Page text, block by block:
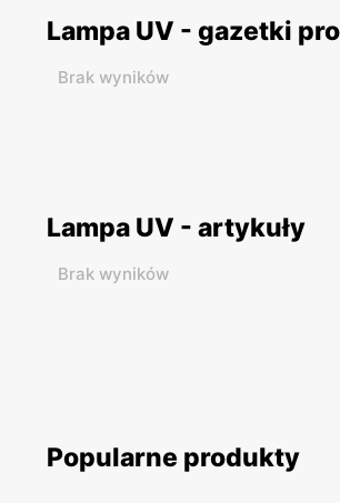
Lampa UV - gazetki
Brak wyników
Lampa UV - artykuły
Brak wyników
Popularne produkty